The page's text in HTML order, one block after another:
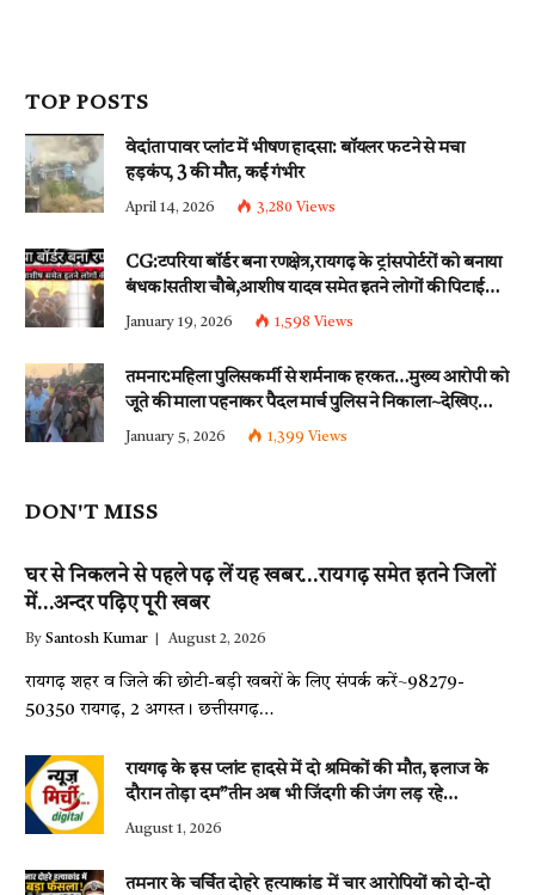
TOP POSTS
वेदांता पावर प्लांट में भीषण हादसा: बॉयलर फटने से मचा
हड़कंप, 3 की मौत, कई गंभीर
April 14, 2026 3,280 Views
CG:टपरिया बॉर्डर बना रणक्षेत्र,रायगढ़ के ट्रांसपोर्टरों को बनाया
बंधक!सतीश चौबे,आशीष यादव समेत इतने लोगों की पिटाई…
इन धाराओं के तहत्~बंटी समेत इतने लोगों पर हुई नामजद
January 19, 2026 1,598 Views
तमनार:महिला पुलिसकर्मी से शर्मनाक हरकत…मुख्य आरोपी को
जूते की माला पहनाकर पैदल मार्च पुलिस ने निकाला~देखिए
वीडियो
January 5, 2026 1,399 Views
DON'T MISS
घर से निकलने से पहले पढ़ लें यह खबर…रायगढ़ समेत इतने जिलों
में…अन्दर पढ़िए पूरी खबर
By Santosh Kumar August 2, 2026
रायगढ़ शहर व जिले की छोटी-बड़ी खबरों के लिए संपर्क करें~98279-
50350 रायगढ़, 2 अगस्त। छत्तीसगढ़…
रायगढ़ के इस प्लांट हादसे में दो श्रमिकों की मौत, इलाज के
दौरान तोड़ा दम”तीन अब भी जिंदगी की जंग लड़ रहे…
August 1, 2026
तमनार के चर्चित दोहरे हत्याकांड में चार आरोपियों को दो-दो